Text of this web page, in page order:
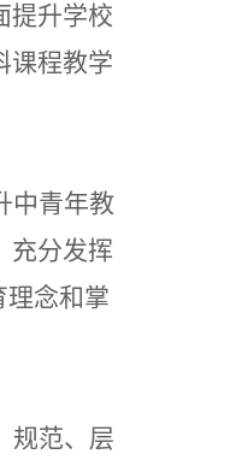
提升学校
课程教学
中青年教
充分发挥
理念和掌
规范、层